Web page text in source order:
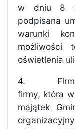
w dniu 8
podpisana
warunki
możliwości
oświetlenia
4.
firmy, która
majątek